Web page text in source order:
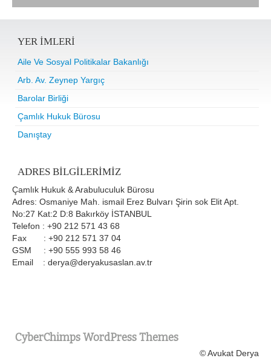
YER IMLERI
Aile Ve Sosyal Politikalar Bakanlığı
Arb. Av. Zeynep Yargıç
Barolar Birliği
Çamlık Hukuk Bürosu
Danıştay
ADRES BILGILERIMIZ
Çamlık Hukuk & Arabuluculuk Bürosu
Adres: Osmaniye Mah. ismail Erez Bulvarı Şirin sok Elit Apt.
No:27 Kat:2 D:8 Bakırköy İSTANBUL
Telefon : +90 212 571 43 68
Fax : +90 212 571 37 04
GSM : +90 555 993 58 46
Email : derya@deryakusaslan.av.tr
CyberChimps WordPress Themes
© Avukat Derya